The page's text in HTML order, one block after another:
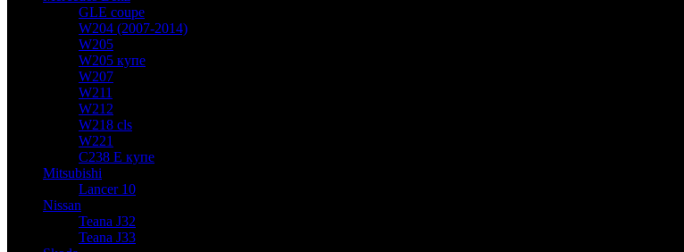
GLE coupe
W204 (2007-2014)
W205
W205 купе
W207
W211
W212
W218 cls
W221
C238 E купе
Mitsubishi
Lancer 10
Nissan
Teana J32
Teana J33